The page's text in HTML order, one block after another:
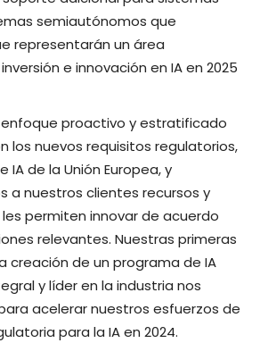
semiautónomos que
representarán un área
e innovación en IA en 2025
proactivo y estratificado
los nuevos requisitos regulatorios,
IA de la Unión Europea, y
a nuestros clientes recursos y
permiten innovar de acuerdo
relevantes. Nuestras primeras
creación de un programa de IA
y líder en la industria nos
acelerar nuestros esfuerzos de
para la IA en 2024.